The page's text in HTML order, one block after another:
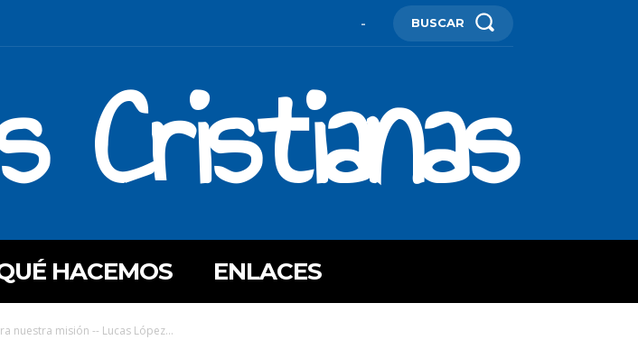
- BUSCAR
Cristianas
HACEMOS ENLACES
nuestra misión -- Lucas López...